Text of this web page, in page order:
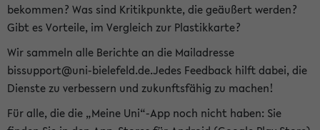
bekommen? Was sind Kritikpunkte, die geäußert werden?
Gibt es Vorteile, im Vergleich zur Plastikkarte?
Wir sammeln alle Berichte an die Mailadresse
bissupport@uni-bielefeld.de.Jedes Feedback hilft dabei, die
Dienste zu verbessern und zukunftsfähig zu machen!
Für alle, die die „Meine Uni“-App noch nicht haben: Sie